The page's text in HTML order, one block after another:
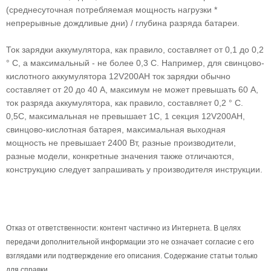
(среднесуточная потребляемая мощность нагрузки *
непрерывные дождливые дни) / глубина разряда батареи.
Ток зарядки аккумулятора, как правило, составляет от 0,1 до 0,2
° С, а максимальный - не более 0,3 С. Например, для свинцово-
кислотного аккумулятора 12V200AH ток зарядки обычно
составляет от 20 до 40 А, максимум не может превышать 60 А,
ток разряда аккумулятора, как правило, составляет 0,2 ° С.
0,5C, максимальная не превышает 1C, 1 секция 12V200AH,
свинцово-кислотная батарея, максимальная выходная
мощность не превышает 2400 Вт, разные производители,
разные модели, конкретные значения также отличаются,
конструкцию следует запрашивать у производителя инструкции.
Отказ от ответственности: контент частично из Интернета. В целях
передачи дополнительной информации это не означает согласие с его
взглядами или подтверждение его описания. Содержание статьи только